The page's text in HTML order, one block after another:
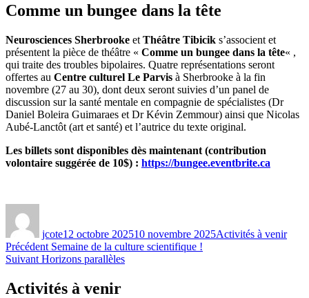
Comme un bungee dans la tête
Neurosciences Sherbrooke et Théâtre Tibicik s’associent et
présentent la pièce de théâtre « Comme un bungee dans la tête« ,
qui traite des troubles bipolaires. Quatre représentations seront
offertes au Centre culturel Le Parvis à Sherbrooke à la fin
novembre (27 au 30), dont deux seront suivies d’un panel de
discussion sur la santé mentale en compagnie de spécialistes (Dr
Daniel Boleira Guimaraes et Dr Kévin Zemmour) ainsi que Nicolas
Aubé-Lanctôt (art et santé) et l’autrice du texte original.
Les billets sont disponibles dès maintenant (contribution
volontaire suggérée de 10$) : https://bungee.eventbrite.ca
jcote12 octobre 202510 novembre 2025Activités à venir
Navigation
de
l’article
Précédent Publication
précédente :
Semaine de la culture scientifique !
Suivant Publication
Horizons parallèles
Activités à venir